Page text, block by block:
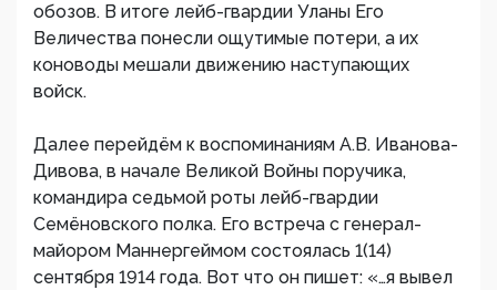
обозов. В итоге лейб-гвардии Уланы Его
Величества понесли ощутимые потери, а их
коноводы мешали движению наступающих
войск.
Далее перейдём к воспоминаниям А.В. Иванова-
Дивова, в начале Великой Войны поручика,
командира седьмой роты лейб-гвардии
Семёновского полка. Его встреча с генерал-
майором Маннергеймом состоялась 1(14)
сентября 1914 года. Вот что он пишет: «…я вывел